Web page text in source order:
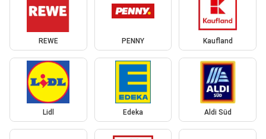
REWE PENNY Kaufland
Lidl Edeka Aldi Süd